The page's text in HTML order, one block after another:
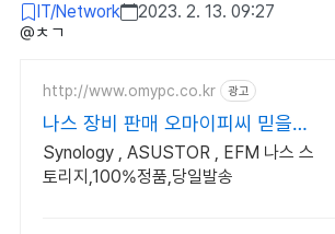
IT/Network
2023. 2. 13. 09:27
@ㅊㄱ​
http://www.omypc.co.kr 광고
나스 장비 판매 오마이피씨 믿을수
있는 24년차 쇼핑몰
Synology , ASUSTOR , EFM 나스 스
토리지,100%정품,당일발송